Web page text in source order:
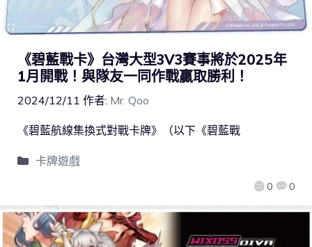
《碧藍戰卡》台灣大型3V3賽事將於2025年
1月開戰！與隊友一同作戰贏取勝利！
2024/12/11 作者: Mr. Qoo
0 0
《碧藍航線集換式對戰卡牌》（以下《碧藍戰
卡牌遊戲